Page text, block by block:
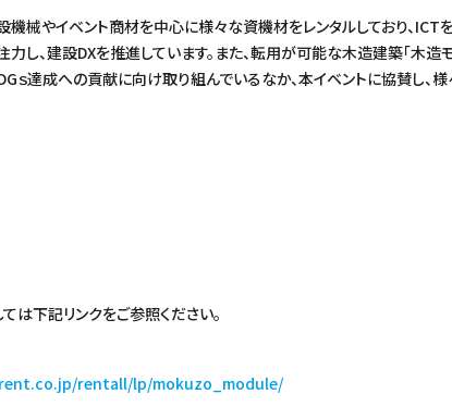
機械やイベント商材を中心に様々な資機材をレンタルしており、
し、建設DXを推進しています。また、転用が可能な木造建築「木
ｓ達成への貢献に向け取り組んでいるなか、本イベントに協賛し
は下記リンクをご参照ください。
rentall/lp/mokuzo_module/